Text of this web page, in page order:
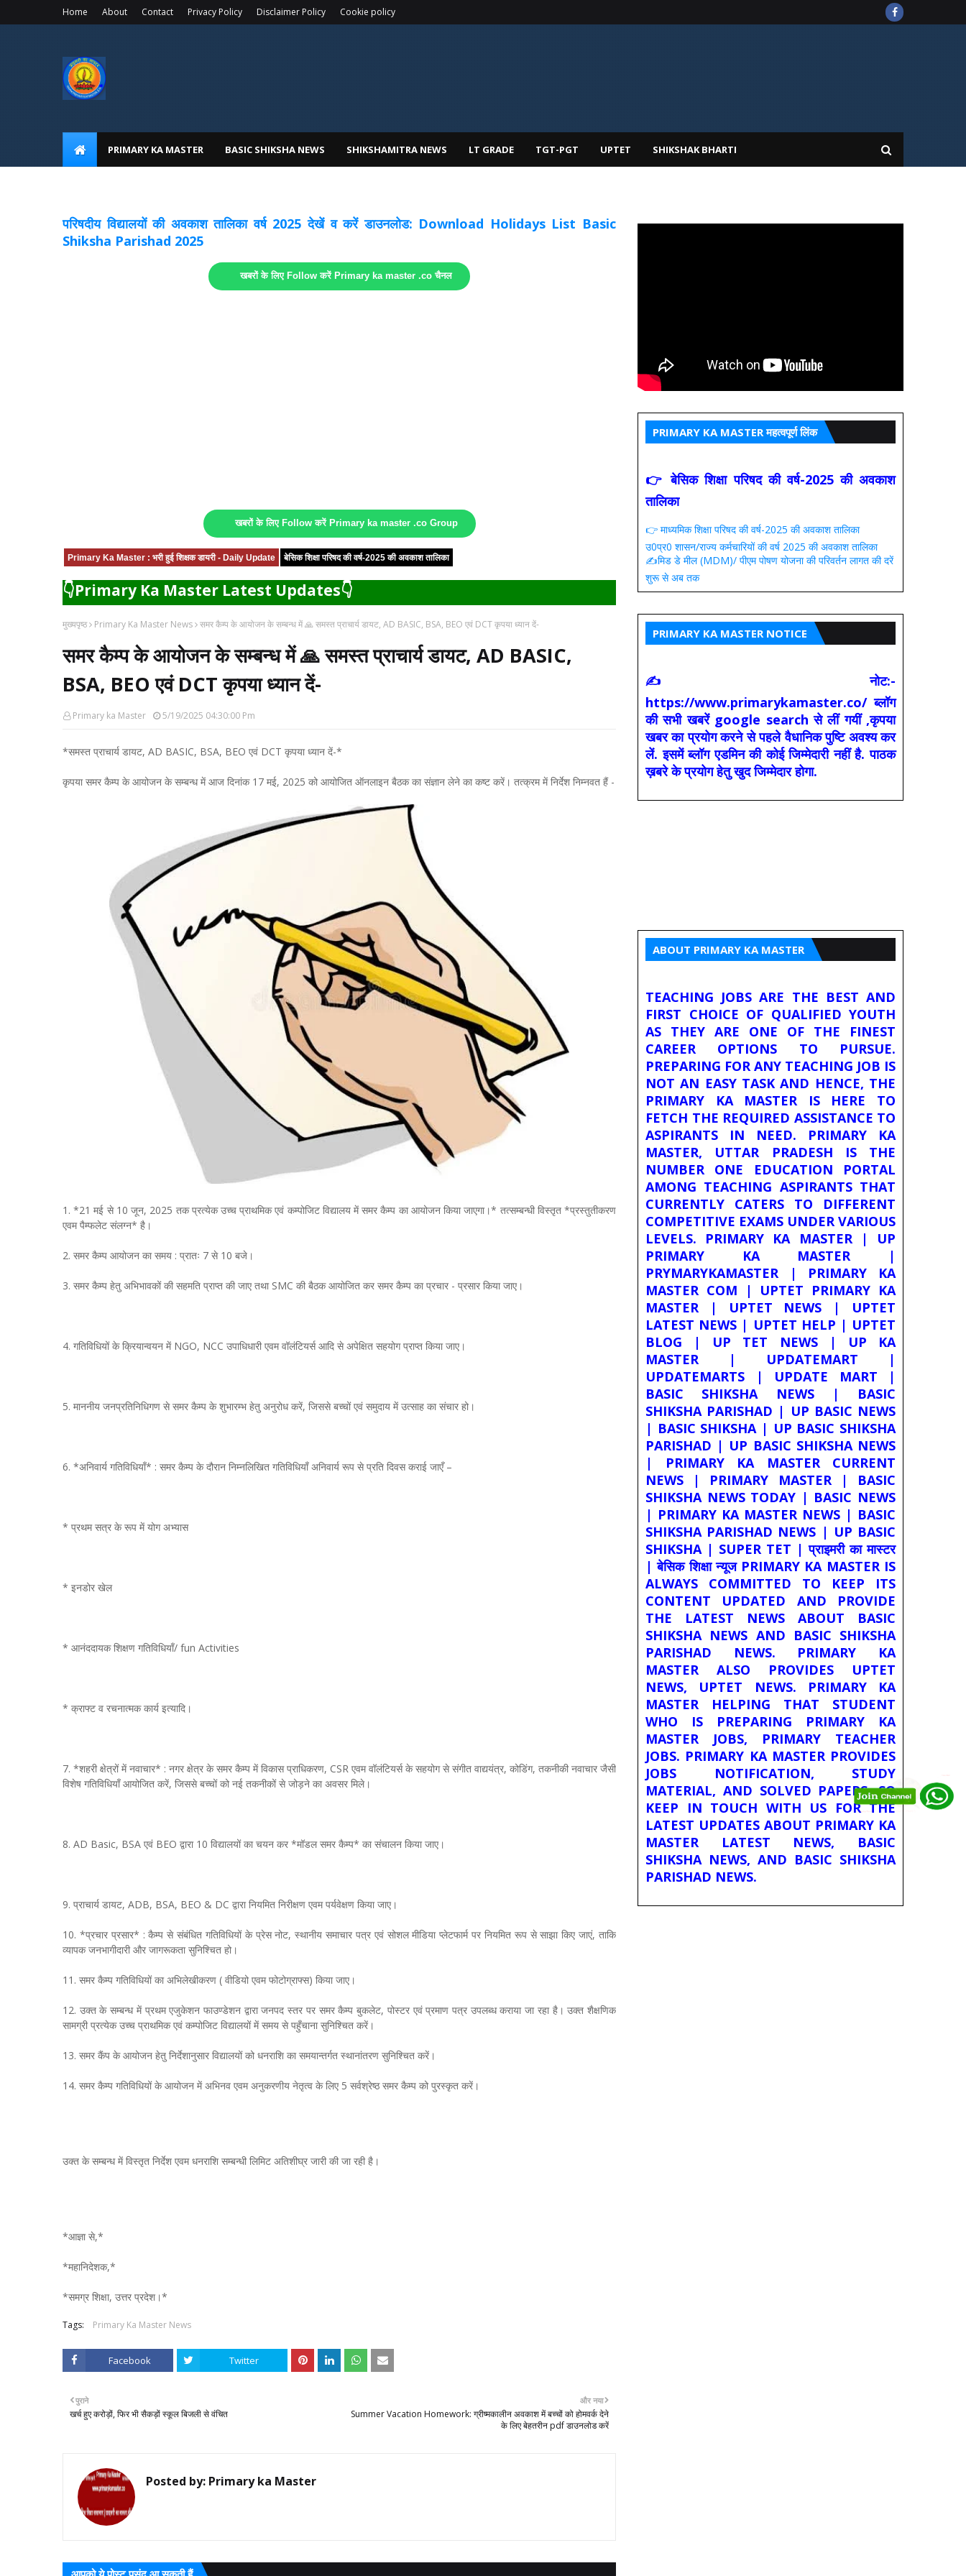
Home About Contact Privacy Policy Disclaimer Policy Cookie policy
PRIMARY KA MASTER BASIC SHIKSHA NEWS SHIKSHAMITRA NEWS LT GRADE TGT-PGT UPTET SHIKSHAK BHARTI
परिषदीय विद्यालयों की अवकाश तालिका वर्ष 2025 देखें व करें डाउनलोड: Download Holidays List Basic
Shiksha Parishad 2025
खबरों के लिए Follow करें Primary ka master .co चैनल
खबरों के लिए Follow करें Primary ka master .co Group
Primary Ka Master : भरी हुई शिक्षक डायरी - Daily Update बेसिक शिक्षा परिषद की वर्ष-2025 की अवकाश तालिका
👇Primary Ka Master Latest Updates👇
मुख्यपृष्ठ Primary Ka Master News समर कैम्प के आयोजन के सम्बन्ध में 🙏 समस्त प्राचार्य डायट, AD BASIC, BSA, BEO एवं DCT कृपया ध्यान दें-
समर कैम्प के आयोजन के सम्बन्ध में 🙏 समस्त प्राचार्य डायट, AD BASIC,
BSA, BEO एवं DCT कृपया ध्यान दें-
Primary ka Master 5/19/2025 04:30:00 Pm
*समस्त प्राचार्य डायट, AD BASIC, BSA, BEO एवं DCT कृपया ध्यान दें-*
कृपया समर कैम्प के आयोजन के सम्बन्ध में आज दिनांक 17 मई, 2025 को आयोजित ऑनलाइन बैठक का संज्ञान लेने का कष्ट करें। तत्क्रम में निर्देश निम्नवत हैं -
1. *21 मई से 10 जून, 2025 तक प्रत्येक उच्च प्राथमिक एवं कम्पोजिट विद्यालय में समर कैम्प का आयोजन किया जाएगा।* तत्सम्बन्धी विस्तृत *प्रस्तुतीकरण
एवम पैम्फलेट संलग्न* है।
2. समर कैम्प आयोजन का समय : प्रातः 7 से 10 बजे।
3. समर कैम्प हेतु अभिभावकों की सहमति प्राप्त की जाए तथा SMC की बैठक आयोजित कर समर कैम्प का प्रचार - प्रसार किया जाए।
4. गतिविधियों के क्रियान्वयन में NGO, NCC उपाधिधारी एवम वॉलंटियर्स आदि से अपेक्षित सहयोग प्राप्त किया जाए।
5. माननीय जनप्रतिनिधिगण से समर कैम्प के शुभारम्भ हेतु अनुरोध करें, जिससे बच्चों एवं समुदाय में उत्साह का संचार हो।
6. *अनिवार्य गतिविधियाँ* : समर कैम्प के दौरान निम्नलिखित गतिविधियाँ अनिवार्य रूप से प्रति दिवस कराई जाएँ –
* प्रथम सत्र के रूप में योग अभ्यास
* इनडोर खेल
* आनंददायक शिक्षण गतिविधियाँ/ fun Activities
* क्राफ्ट व रचनात्मक कार्य इत्यादि।
7. *शहरी क्षेत्रों में नवाचार* : नगर क्षेत्र के समर कैम्प में विकास प्राधिकरण, CSR एवम वॉलंटियर्स के सहयोग से संगीत वाद्ययंत्र, कोडिंग, तकनीकी नवाचार जैसी
विशेष गतिविधियाँ आयोजित करें, जिससे बच्चों को नई तकनीकों से जोड़ने का अवसर मिले।
8. AD Basic, BSA एवं BEO द्वारा 10 विद्यालयों का चयन कर *मॉडल समर कैम्प* का संचालन किया जाए।
9. प्राचार्य डायट, ADB, BSA, BEO & DC द्वारा नियमित निरीक्षण एवम पर्यवेक्षण किया जाए।
10. *प्रचार प्रसार* : कैम्प से संबंधित गतिविधियों के प्रेस नोट, स्थानीय समाचार पत्र एवं सोशल मीडिया प्लेटफार्म पर नियमित रूप से साझा किए जाएं, ताकि
व्यापक जनभागीदारी और जागरूकता सुनिश्चित हो।
11. समर कैम्प गतिविधियों का अभिलेखीकरण ( वीडियो एवम फोटोग्राफ्स) किया जाए।
12. उक्त के सम्बन्ध में प्रथम एजुकेशन फाउण्डेशन द्वारा जनपद स्तर पर समर कैम्प बुकलेट, पोस्टर एवं प्रमाण पत्र उपलब्ध कराया जा रहा है। उक्त शैक्षणिक
सामग्री प्रत्येक उच्च प्राथमिक एवं कम्पोजिट विद्यालयों में समय से पहुँचाना सुनिश्चित करें।
13. समर कैंप के आयोजन हेतु निर्देशानुसार विद्यालयों को धनराशि का समयान्तर्गत स्थानांतरण सुनिश्चित करें।
14. समर कैम्प गतिविधियों के आयोजन में अभिनव एवम अनुकरणीय नेतृत्व के लिए 5 सर्वश्रेष्ठ समर कैम्प को पुरस्कृत करें।
उक्त के सम्बन्ध में विस्तृत निर्देश एवम धनराशि सम्बन्धी लिमिट अतिशीघ्र जारी की जा रही है।
*आज्ञा से,*
*महानिदेशक,*
*समग्र शिक्षा, उत्तर प्रदेश।*
Tags: Primary Ka Master News
Facebook Twitter
और नया
Summer Vacation Homework: ग्रीष्मकालीन अवकाश में बच्चों को होमवर्क देने
के लिए बेहतरीन pdf डाउनलोड करें
पुराने
खर्च हुए करोड़ों, फिर भी सैकड़ों स्कूल बिजली से वंचित
Posted by: Primary ka Master
PRIMARY KA MASTER महत्वपूर्ण लिंक
👉 बेसिक शिक्षा परिषद की वर्ष-2025 की अवकाश
तालिका
👉 माध्यमिक शिक्षा परिषद की वर्ष-2025 की अवकाश तालिका
उ0प्र0 शासन/राज्य कर्मचारियों की वर्ष 2025 की अवकाश तालिका
✍️मिड डे मील (MDM)/ पीएम पोषण योजना की परिवर्तन लागत की दरें
शुरू से अब तक
PRIMARY KA MASTER NOTICE
✍ नोट:-
https://www.primarykamaster.co/ ब्लॉग
की सभी खबरें google search से लीं गयीं ,कृपया
खबर का प्रयोग करने से पहले वैधानिक पुष्टि अवश्य कर
लें. इसमें ब्लॉग एडमिन की कोई जिम्मेदारी नहीं है. पाठक
ख़बरे के प्रयोग हेतु खुद जिम्मेदार होगा.
ABOUT PRIMARY KA MASTER
TEACHING JOBS ARE THE BEST AND
FIRST CHOICE OF QUALIFIED YOUTH
AS THEY ARE ONE OF THE FINEST
CAREER OPTIONS TO PURSUE.
PREPARING FOR ANY TEACHING JOB IS
NOT AN EASY TASK AND HENCE, THE
PRIMARY KA MASTER IS HERE TO
FETCH THE REQUIRED ASSISTANCE TO
ASPIRANTS IN NEED. PRIMARY KA
MASTER, UTTAR PRADESH IS THE
NUMBER ONE EDUCATION PORTAL
AMONG TEACHING ASPIRANTS THAT
CURRENTLY CATERS TO DIFFERENT
COMPETITIVE EXAMS UNDER VARIOUS
LEVELS. PRIMARY KA MASTER | UP
PRIMARY KA MASTER |
PRYMARYKAMASTER | PRIMARY KA
MASTER COM | UPTET PRIMARY KA
MASTER | UPTET NEWS | UPTET
LATEST NEWS | UPTET HELP | UPTET
BLOG | UP TET NEWS | UP KA
MASTER | UPDATEMART |
UPDATEMARTS | UPDATE MART |
BASIC SHIKSHA NEWS | BASIC
SHIKSHA PARISHAD | UP BASIC NEWS
| BASIC SHIKSHA | UP BASIC SHIKSHA
PARISHAD | UP BASIC SHIKSHA NEWS
| PRIMARY KA MASTER CURRENT
NEWS | PRIMARY MASTER | BASIC
SHIKSHA NEWS TODAY | BASIC NEWS
| PRIMARY KA MASTER NEWS | BASIC
SHIKSHA PARISHAD NEWS | UP BASIC
SHIKSHA | SUPER TET | प्राइमरी का मास्टर
| बेसिक शिक्षा न्यूज PRIMARY KA MASTER IS
ALWAYS COMMITTED TO KEEP ITS
CONTENT UPDATED AND PROVIDE
THE LATEST NEWS ABOUT BASIC
SHIKSHA NEWS AND BASIC SHIKSHA
PARISHAD NEWS. PRIMARY KA
MASTER ALSO PROVIDES UPTET
NEWS, UPTET NEWS. PRIMARY KA
MASTER HELPING THAT STUDENT
WHO IS PREPARING PRIMARY KA
MASTER JOBS, PRIMARY TEACHER
JOBS. PRIMARY KA MASTER PROVIDES
JOBS NOTIFICATION, STUDY
MATERIAL, AND SOLVED PAPERS. SO
KEEP IN TOUCH WITH US FOR THE
LATEST UPDATES ABOUT PRIMARY KA
MASTER LATEST NEWS, BASIC
SHIKSHA NEWS, AND BASIC SHIKSHA
PARISHAD NEWS.